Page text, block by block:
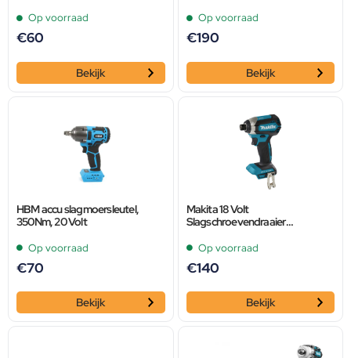
Op voorraad
€60
Bekijk
Op voorraad
€190
Bekijk
HBM accu slagmoersleutel,
350Nm, 20 Volt
Op voorraad
€70
Bekijk
Makita 18 Volt
Slagschroevendraaier
Op voorraad
€140
Bekijk